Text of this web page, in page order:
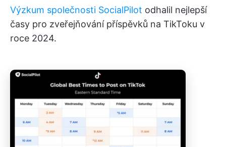
Výzkum společnosti SocialPilot odhalil nejlepší
časy pro zveřejňování příspěvků na TikToku v
roce 2024.